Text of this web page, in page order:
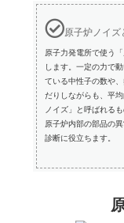
原子炉ノイズ
原子力発電所で使う
します。一定の力で
ている中性子の数や
だりしながらも、平
ノイズ」と呼ばれる
原子炉内部の部品の
診断に役立ちます。